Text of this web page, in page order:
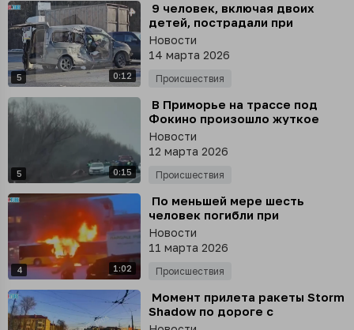
5 0:12
⁣ 9 человек, включая двоих
детей, пострадали при
столкновении экскурсионного
автобуса с детьми и
нескольких автомобилей
Новости
14 марта 2026
Происшествия
5 0:15
⁣ В Приморье на трассе под
Фокино произошло жуткое
смертельное ДТП - погибший
лежит на дороге
Новости
12 марта 2026
Происшествия
4 1:02
⁣ По меньшей мере шесть
человек погибли при
возгорании автобуса в
швейцарском городе Керцерс,
сообщает ВВС
Новости
11 марта 2026
Происшествия
⁣ Момент прилета ракеты Storm
Shadow по дороге с
автомобилистами в Брянске